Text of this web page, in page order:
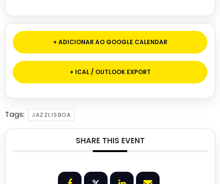
+ ADICIONAR AO GOOGLE CALENDAR
+ ICAL / OUTLOOK EXPORT
Tags: JAZZLISBOA
SHARE THIS EVENT